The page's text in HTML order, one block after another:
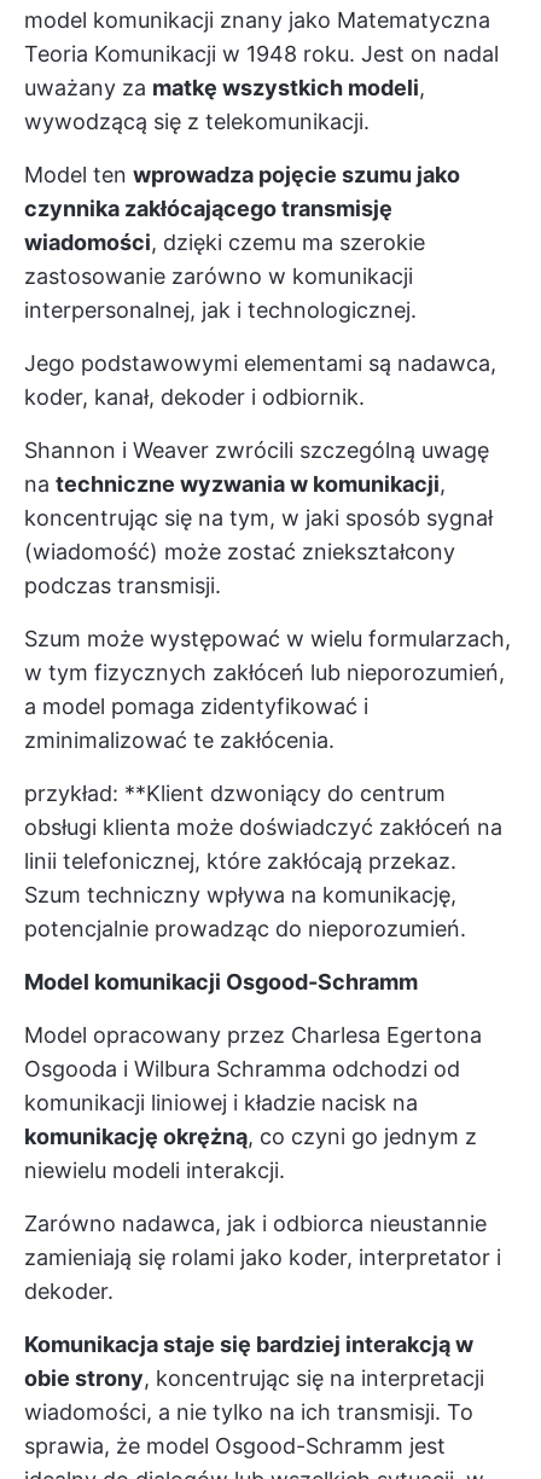
model komunikacji znany jako Matematyczna
Teoria Komunikacji w 1948 roku. Jest on nadal
uważany za matkę wszystkich modeli,
wywodzącą się z telekomunikacji.
Model ten wprowadza pojęcie szumu jako
czynnika zakłócającego transmisję
wiadomości, dzięki czemu ma szerokie
zastosowanie zarówno w komunikacji
interpersonalnej, jak i technologicznej.
Jego podstawowymi elementami są nadawca,
koder, kanał, dekoder i odbiornik.
Shannon i Weaver zwrócili szczególną uwagę
na techniczne wyzwania w komunikacji,
koncentrując się na tym, w jaki sposób sygnał
(wiadomość) może zostać zniekształcony
podczas transmisji.
Szum może występować w wielu formularzach,
w tym fizycznych zakłóceń lub nieporozumień,
a model pomaga zidentyfikować i
zminimalizować te zakłócenia.
przykład: **Klient dzwoniący do centrum
obsługi klienta może doświadczyć zakłóceń na
linii telefonicznej, które zakłócają przekaz.
Szum techniczny wpływa na komunikację,
potencjalnie prowadząc do nieporozumień.
Model komunikacji Osgood-Schramm
Model opracowany przez Charlesa Egertona
Osgooda i Wilbura Schramma odchodzi od
komunikacji liniowej i kładzie nacisk na
komunikację okrężną, co czyni go jednym z
niewielu modeli interakcji.
Zarówno nadawca, jak i odbiorca nieustannie
zamieniają się rolami jako koder, interpretator i
dekoder.
Komunikacja staje się bardziej interakcją w
obie strony, koncentrując się na interpretacji
wiadomości, a nie tylko na ich transmisji. To
sprawia, że model Osgood-Schramm jest